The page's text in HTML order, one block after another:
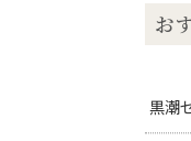
る
お
黒潮